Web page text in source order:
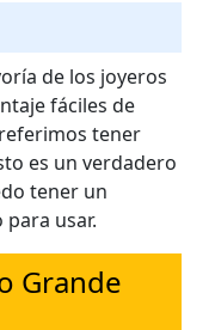
de los joyeros
fáciles de
tener
es un verdadero
tener un
usar.
Grande